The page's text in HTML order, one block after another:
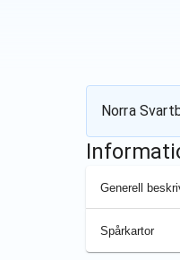
Norra
Generell
Spårkartor